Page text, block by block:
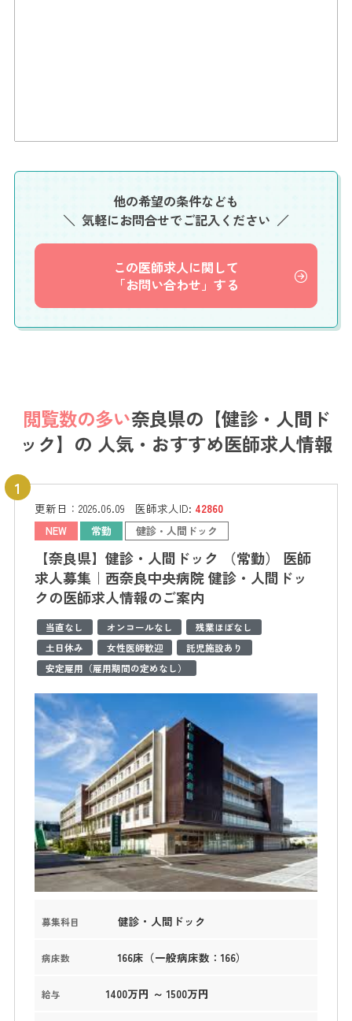
他の希望の条件なども
気軽にお問合せでご記入ください
この医師求人に関して
「お問い合わせ」する
閲覧数の多い奈良県の【健診・人間ド
ック】の 人気・おすすめ医師求人情報
更新日： 2026.06.09 医師求人ID: 42860
NEW 常勤 健診・人間ドック
【奈良県】健診・人間ドック （常勤） 医師
求人募集｜西奈良中央病院 健診・人間ドッ
クの医師求人情報のご案内
当直なし オンコールなし
残業ほぼなし
土日休み
女性医師歓迎
託児施設あり
安定雇用（雇用期間の定めなし）
募集科目 健診・人間ドック
病床数 166床（一般病床数：166）
給与 1400万円 ～ 1500万円